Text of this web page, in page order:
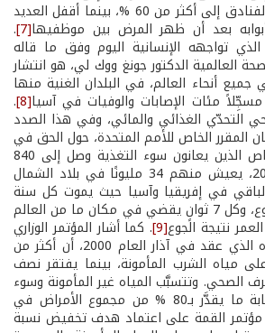
انخفضت الحجوزات في الفنادق إلى أكثر من 60 %، بينما أقفل العديد
بعد أن ظهر المرض بين موظفيها[7]
.
تواجهه الإنسانية اليوم وفق ما قاله
العالمية الدكتور جونغ ووك لي، هو انتشار
جميع أنحاء العالم، في البلدان الغنية منها
مئات الإصابات والوفيات في آسيا[8]
.
التحدّي الغذائي والمائي، وفي هذا الصدد
المقرر الخاص للأمم المتحدة، حول الحق في
الغذاء، "إن عدد الاشخاص الذين يعانون سوء التغذية وصل إلى 840
مليون نسمة العام 2002، يعيش منهم 34 مليونًا في بلاد الشمال
في إفريقيا وآسيا حيث يموت كل سنة
15 مليون طفل من الجوع، وكل 7 ثوانٍ يقضي في مكان ما من العالم
نتيجة الجوع[9] . كما أشار المؤتمر الوزاري
للمنتدى العالمي للمياه الذي عقد في آذار العام 2000، أن أكثر من
مياه الشرب المأمونة، بينما يفتقر نصف
الصحي. وتتسبَّب المياه غير المأمونة وسوء
الصرف الصحي في إصابة ما يقدَّر بـ80 % من مجموع الأمراض في
مؤتمر القمة على اعتماد هدف تخفيض نسبة